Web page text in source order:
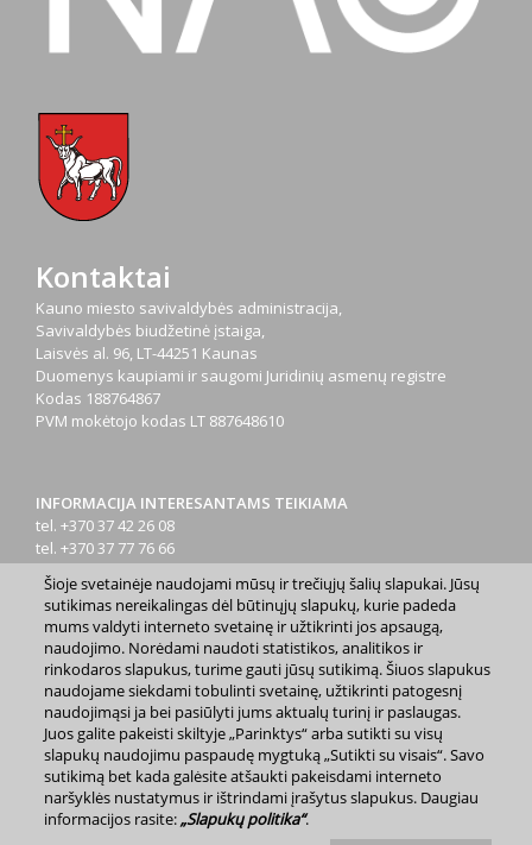
Kontaktai
Kauno miesto savivaldybės administracija,
Savivaldybės biudžetinė įstaiga,
Laisvės al. 96, LT-44251 Kaunas
Duomenys kaupiami ir saugomi Juridinių asmenų registre
Kodas 188764867
PVM mokėtojo kodas LT 887648610
INFORMACIJA INTERESANTAMS TEIKIAMA
tel. +370 37 42 26 08
tel. +370 37 77 76 66
tel. +370 660 07000
el. p.info@kaunas.lt
2023 m. Kauno miesto savivaldybė. Kopijuoti ir platinti
www.kaunas.lt skelbiamą informaciją be autorių sutikimo draudžiama.
Svetainės žemėlapis »
Šioje svetainėje naudojami mūsų ir trečiųjų šalių slapukai. Jūsų
sutikimas nereikalingas dėl būtinųjų slapukų, kurie padeda
mums valdyti interneto svetainę ir užtikrinti jos apsaugą,
naudojimo. Norėdami naudoti statistikos, analitikos ir
rinkodaros slapukus, turime gauti jūsų sutikimą. Šiuos slapukus
naudojame siekdami tobulinti svetainę, užtikrinti patogesnį
naudojimąsi ja bei pasiūlyti jums aktualų turinį ir paslaugas.
Juos galite pakeisti skiltyje „Parinktys“ arba sutikti su visų
slapukų naudojimu paspaudę mygtuką „Sutikti su visais“. Savo
sutikimą bet kada galėsite atšaukti pakeisdami interneto
naršyklės nustatymus ir ištrindami įrašytus slapukus. Daugiau
informacijos rasite:„Slapukų politika“.